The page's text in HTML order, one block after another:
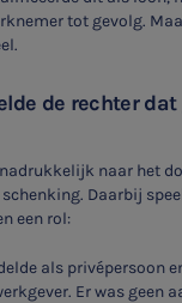
tot gevolg.
de rechter dat
naar het
Daarbij
een rol:
als privépersoon
Er was geen